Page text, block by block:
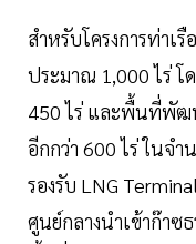
สำหรับโครงการท่าเ
ประมาณ 1,000 ไร่
450 ไร่ และพื้นที่พัฒ
อีกกว่า 600 ไร่ ในจ
รองรับ LNG
ศูนย์กลางนำเข้าก๊าซ